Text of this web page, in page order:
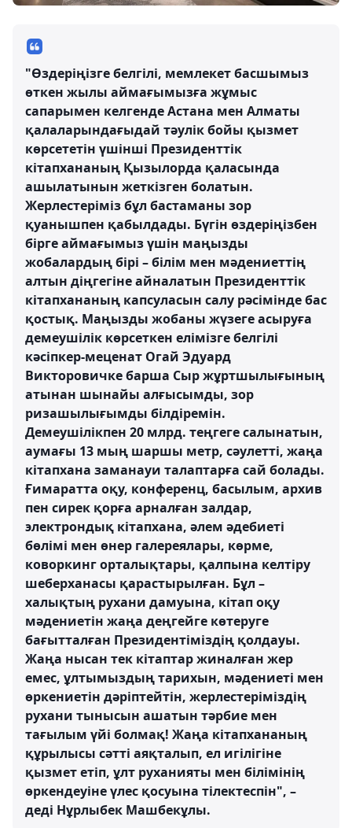
"Өздеріңізге белгілі, мемлекет басшымыз
өткен жылы аймағымызға жұмыс
сапарымен келгенде Астана мен Алматы
қалаларындағыдай тәулік бойы қызмет
көрсететін үшінші Президенттік
кітапхананың Қызылорда қаласында
ашылатынын жеткізген болатын.
Жерлестеріміз бұл бастаманы зор
қуанышпен қабылдады. Бүгін өздеріңізбен
бірге аймағымыз үшін маңызды
жобалардың бірі – білім мен мәдениеттің
алтын діңгегіне айналатын Президенттік
кітапхананың капсуласын салу рәсімінде бас
қостық. Маңызды жобаны жүзеге асыруға
демеушілік көрсеткен елімізге белгілі
кәсіпкер-меценат Огай Эдуард
Викторовичке барша Сыр жұртшылығының
атынан шынайы алғысымды, зор
ризашылығымды білдіремін.
Демеушілікпен 20 млрд. теңгеге салынатын,
аумағы 13 мың шаршы метр, сәулетті, жаңа
кітапхана заманауи талаптарға сай болады.
Ғимаратта оқу, конференц, басылым, архив
пен сирек қорға арналған залдар,
электрондық кітапхана, әлем әдебиеті
бөлімі мен өнер галереялары, көрме,
коворкинг орталықтары, қалпына келтіру
шеберханасы қарастырылған. Бұл –
халықтың рухани дамуына, кітап оқу
мәдениетін жаңа деңгейге көтеруге
бағытталған Президентіміздің қолдауы.
Жаңа нысан тек кітаптар жиналған жер
емес, ұлтымыздың тарихын, мәдениеті мен
өркениетін дәріптейтін, жерлестеріміздің
рухани тынысын ашатын тәрбие мен
тағылым үйі болмақ! Жаңа кітапхананың
құрылысы сәтті аяқталып, ел игілігіне
қызмет етіп, ұлт руханияты мен білімінің
өркендеуіне үлес қосуына тілектеспін", –
деді Нұрлыбек Машбекұлы.